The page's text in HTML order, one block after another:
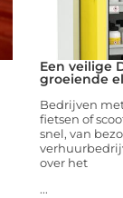
Een veilige
groeiende
Bedrijven
fietsen of
snel, van
over het
...